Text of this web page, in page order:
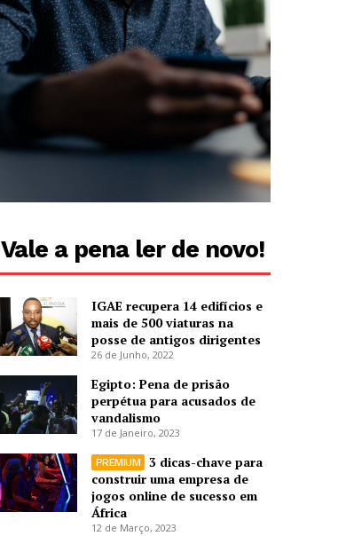
Vale a pena ler de novo!
IGAE recupera 14 edifícios e
mais de 500 viaturas na
posse de antigos dirigentes
26 de Junho, 2022
Egipto: Pena de prisão
perpétua para acusados de
vandalismo
17 de Janeiro, 2023
3 dicas-chave para
construir uma empresa de
jogos online de sucesso em
África
12 de Março, 2023